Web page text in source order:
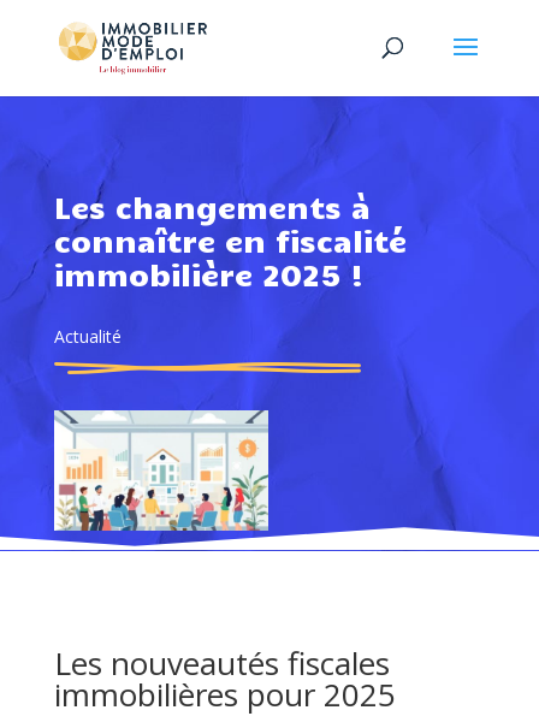
Les changements à
connaître en fiscalité
immobilière 2025 !
Actualité
Les nouveautés fiscales
immobilières pour 2025